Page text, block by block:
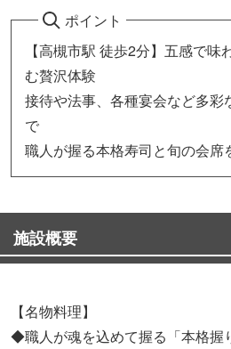
ポイント
【高槻市駅 徒歩2分】五感で味
む贅沢体験
接待や法事、各種宴会など多彩
で
職人が握る本格寿司と旬の会席
施設概要
【名物料理】
◆職人が魂を込めて握る「本格握